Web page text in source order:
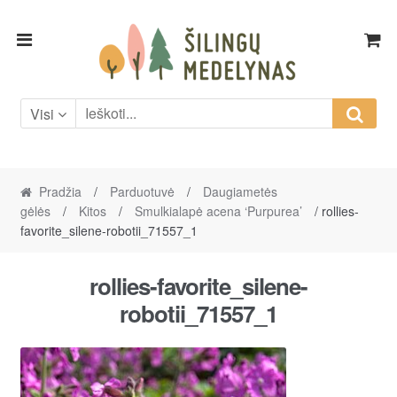
Skip
Skip
Visi
Pradžia / Parduotuvė /
Daugiametės
gėlės
/ Kitos / Smulkialapė acena ‘Purpurea’
/ rollies-
favorite_silene-robotii_71557_1
rollies-favorite_silene-
robotii_71557_1